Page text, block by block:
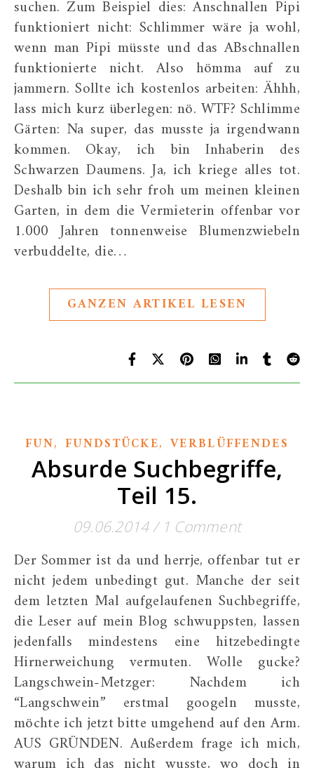
suchen. Zum Beispiel dies: Anschnallen Pipi
funktioniert nicht: Schlimmer wäre ja wohl,
wenn man Pipi müsste und das ABschnallen
funktionierte nicht. Also hömma auf zu
jammern. Sollte ich kostenlos arbeiten: Ähhh,
lass mich kurz überlegen: nö. WTF? Schlimme
Gärten: Na super, das musste ja irgendwann
kommen. Okay, ich bin Inhaberin des
Schwarzen Daumens. Ja, ich kriege alles tot.
Deshalb bin ich sehr froh um meinen kleinen
Garten, in dem die Vermieterin offenbar vor
1.000 Jahren tonnenweise Blumenzwiebeln
verbuddelte, die…
GANZEN ARTIKEL LESEN
FUN, FUNDSTÜCKE, VERBLÜFFENDES
Absurde Suchbegriffe,
Teil 15.
09.06.2014/ 1 Comment
Der Sommer ist da und herrje, offenbar tut er
nicht jedem unbedingt gut. Manche der seit
dem letzten Mal aufgelaufenen Suchbegriffe,
die Leser auf mein Blog schwuppsten, lassen
jedenfalls mindestens eine hitzebedingte
Hirnerweichung vermuten. Wolle gucke?
Langschwein-Metzger: Nachdem ich
“Langschwein” erstmal googeln musste,
möchte ich jetzt bitte umgehend auf den Arm.
AUS GRÜNDEN. Außerdem frage ich mich,